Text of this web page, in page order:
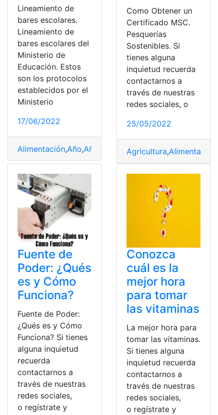
Lineamiento de
bares escolares.
Lineamiento de
bares escolares del
Ministerio de
Educación. Estos
son los protocolos
establecidos por el
Ministerio
17/06/2022
Alimentación,Año,Año escolar ,Pase de año escolar
Como Obtener un
Certificado MSC.
Pesquerías
Sostenibles. Si
tienes alguna
inquietud recuerda
contactarnos a
través de nuestras
redes sociales, o
25/05/2022
Agricultura,Alimentación
Fuente de
Poder: ¿Qués
es y Cómo
Funciona?
Fuente de Poder:
¿Qués es y Cómo
Funciona? Si tienes
alguna inquietud
recuerda
contactarnos a
través de nuestras
redes sociales,
o regístrate y
Conozca
cuál es la
mejor hora
para tomar
las vitaminas
La mejor hora para
tomar las vitaminas.
Si tienes alguna
inquietud recuerda
contactarnos a
través de nuestras
redes sociales,
o regístrate y